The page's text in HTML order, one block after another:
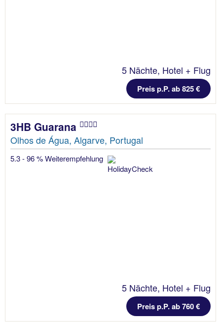
5 Nächte, Hotel + Flug
Preis p.P. ab 825 €
3HB Guarana
Olhos de Água, Algarve, Portugal
5.3 - 96 % Weiterempfehlung
5 Nächte, Hotel + Flug
Preis p.P. ab 760 €